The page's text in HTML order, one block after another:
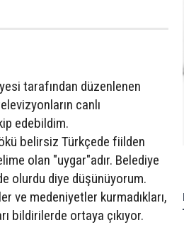
tarafından düzenlenen
canlı
edebildim.
belirsiz Türkçede fiilden
olan "uygar"adır. Belediye
olurdu diye düşünüyorum.
ve medeniyetler kurmadıkları,
bildirilerde ortaya çıkıyor.